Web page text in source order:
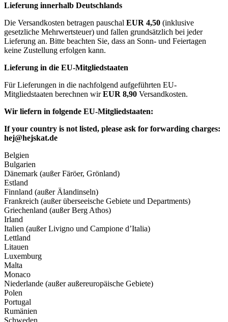
Lieferung innerhalb Deutschlands
Die Versandkosten betragen pauschal EUR 4,50 (inklusive
gesetzliche Mehrwertsteuer) und fallen grundsätzlich bei jeder
Lieferung an. Bitte beachten Sie, dass an Sonn- und Feiertagen
keine Zustellung erfolgen kann.
Lieferung in die EU-Mitgliedstaaten
Für Lieferungen in die nachfolgend aufgeführten EU-
Mitgliedstaaten berechnen wirEUR 8,90 Versandkosten.
Wir liefern in folgende EU-Mitgliedstaaten:
If your country is not listed, please ask for forwarding charges:
hej@hejskat.de
Belgien
Bulgarien
Dänemark (außer Färöer, Grönland)
Estland
Finnland (außer Älandinseln)
Frankreich (außer überseeische Gebiete und Departments)
Griechenland (außer Berg Athos)
Irland
Italien (außer Livigno und Campione d’Italia)
Lettland
Litauen
Luxemburg
Malta
Monaco
Niederlande (außer außereuropäische Gebiete)
Polen
Portugal
Rumänien
Schweden